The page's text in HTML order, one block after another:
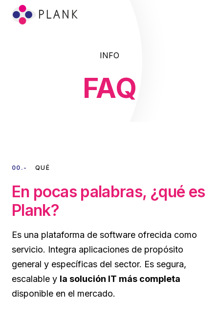
Entanglement ?
CRM & Facturación
Plank para Utilities
Banking
Recursos Humanos
Plank Wall
Sistemas
Seguridad
Plank Wall
Mesa de Ayuda
Contáctenos
INFO
FAQ
00.- QUÉ
En pocas palabras, ¿qué es
Plank?
Es una plataforma de software ofrecida como
servicio. Integra aplicaciones de propósito
general y específicas del sector. Es segura,
escalable y la solución IT más completa
disponible en el mercado.